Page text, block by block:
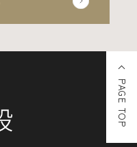
PAGE TOP